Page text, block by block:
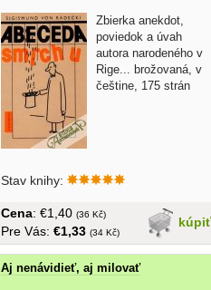
Zbierka anekdot,
poviedok a úvah
autora narodeného v
Rige... brožovaná, v
češtine, 175 strán
Stav knihy:
kúpiť
Cena: €1,40 (36 Kč)
Pre Vás: €1,33 (34 Kč)
Aj nenávidieť, aj milovať